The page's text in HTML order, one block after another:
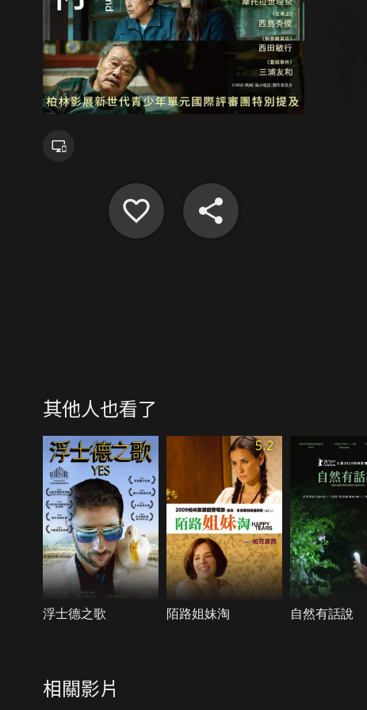
其他人也看了
浮士德之歌
5.2
陌路姐妹淘 自然有話說
相關影片